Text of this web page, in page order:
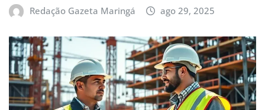
Redação Gazeta Maringá ago 29, 2025